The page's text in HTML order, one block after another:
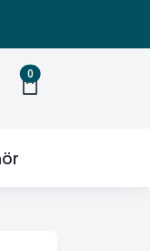
shopping_bag
0unread messages